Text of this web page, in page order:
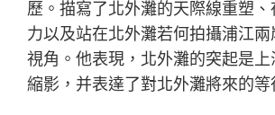
歷。描寫了北外灘的天際線重塑
力以及站在北外灘若何拍攝浦江
視角。他表現，北外灘的突起是
縮影，并表達了對北外灘將來的等